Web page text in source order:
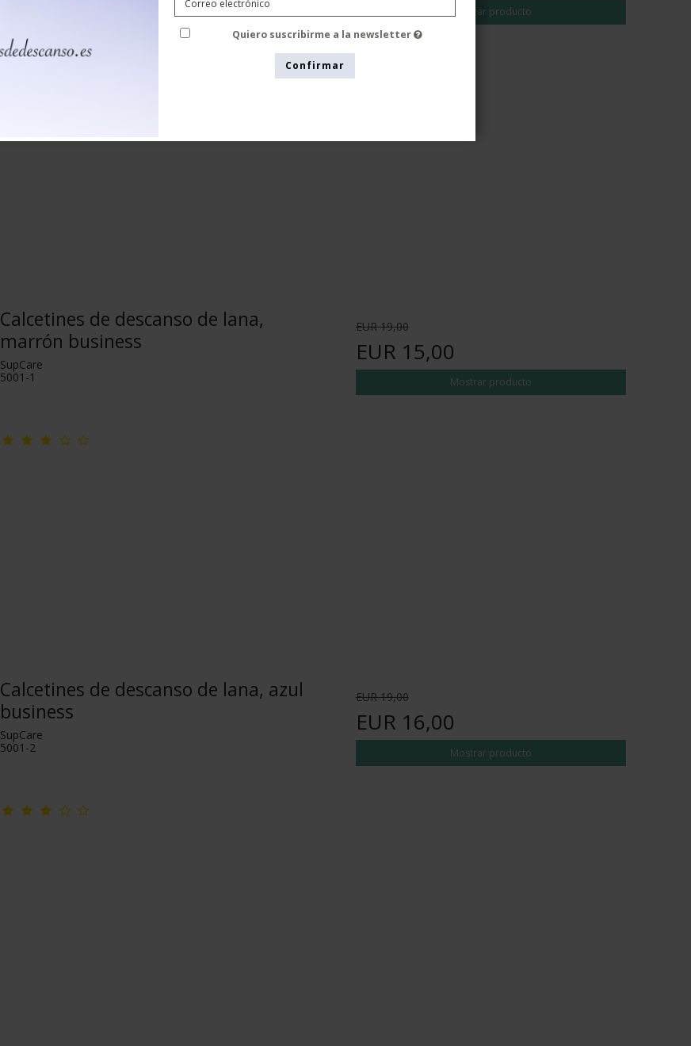
Mostrar producto
Calcetines de descanso de lana,
marrón business
SupCare
5001-1
EUR 19,00
EUR 15,00
Mostrar producto
Calcetines de descanso de lana, azul
business
SupCare
5001-2
EUR 19,00
EUR 16,00
Mostrar producto
Quiero suscribirme a la newsletter
Confirmar